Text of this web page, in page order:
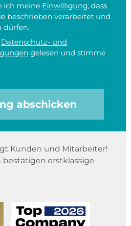
ich meine Einwilligung, dass
beschrieben verarbeitet und
dürfen.
Datenschutz- und
gelesen und stimme
abschicken
Kunden und Mitarbeiter!
erstklassige